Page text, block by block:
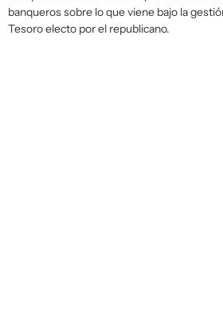
banqueros sobre lo que viene bajo la
Tesoro electo por el republicano.